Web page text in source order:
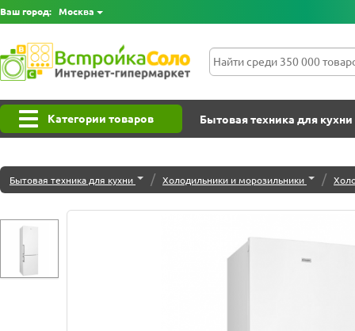
Ваш город: Москва
Категории товаров Бытовая техника для кухни
Бытовая техника для кухни / Холодильники и морозильники /